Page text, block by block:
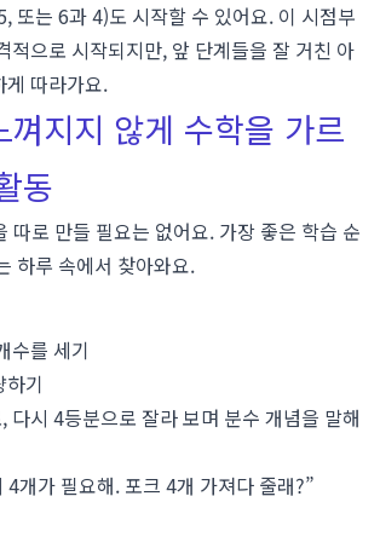
또는 6과 4)도 시작할 수 있어요. 이 시점부
적으로 시작되지만, 앞 단계들을 잘 거친 아
게 따라가요.
껴지지 않게 수학을 가르
동
따로 만들 필요는 없어요. 가장 좋은 학습 순
하루 속에서 찾아와요.
수를 세기
하기
다시 4등분으로 잘라 보며 분수 개념을 말해
4개가 필요해. 포크 4개 가져다 줄래?”